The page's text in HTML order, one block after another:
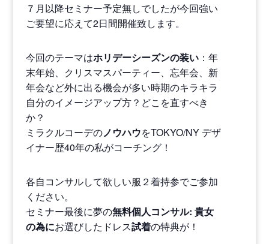
７月以降セミナー予定無しでしたが今回強い
ご要望に応えて2日間開催致します。
今回のテーマはホリデーシーズンの装い：年
末年始、クリスマスパーティー、忘年会、新
年会など外に出る機会が多い時期のキラキラ
自分のイメージアップ方？どこを直すべき
か？
ミラクルコーデのノウハウをTOKYO/NY デザ
イナー歴40年の私がコーチング！
各自コンサルして欲しい服２着持参でご参加
ください。
セミナー最後に夢の無料個人コンサル: 貴女
の為にお選びしたドレス試着の特典が！